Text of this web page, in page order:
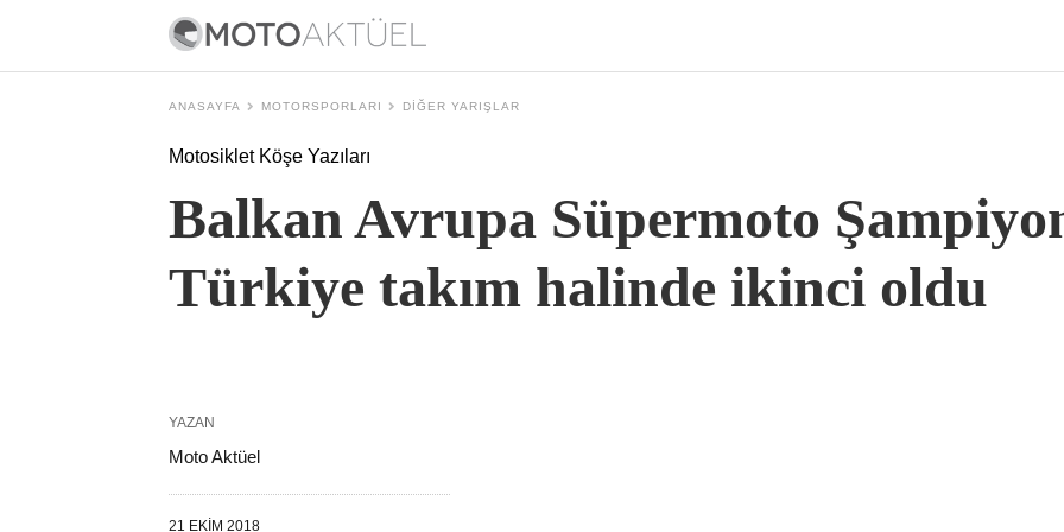
ANASAYFA MOTORSPORLARI DIĞER YARIŞLAR
Motosiklet Köşe Yazıları
Balkan Avrupa Süpermoto
Türkiye takım halinde ikinci oldu
YAZAN
Moto Aktüel
21 EKIM 2018